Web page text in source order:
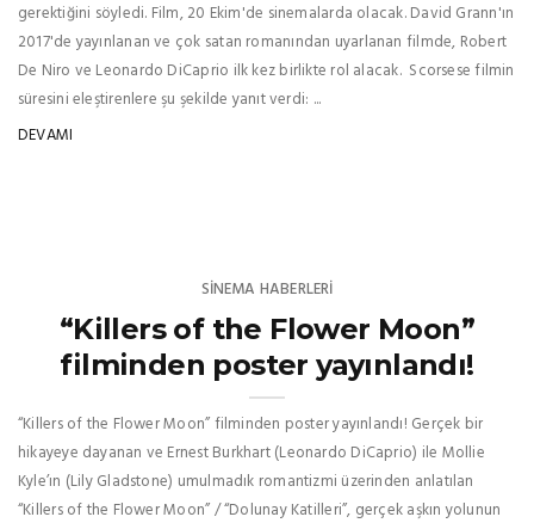
gerektiğini söyledi. Film, 20 Ekim'de sinemalarda olacak. David Grann'ın
2017'de yayınlanan ve çok satan romanından uyarlanan filmde, Robert
De Niro ve Leonardo DiCaprio ilk kez birlikte rol alacak. Scorsese filmin
süresini eleştirenlere şu şekilde yanıt verdi: ...
DEVAMI
SINEMA HABERLERI
“Killers of the Flower Moon”
filminden poster yayınlandı!
“Killers of the Flower Moon” filminden poster yayınlandı! Gerçek bir
hikayeye dayanan ve Ernest Burkhart (Leonardo DiCaprio) ile Mollie
Kyle’ın (Lily Gladstone) umulmadık romantizmi üzerinden anlatılan
“Killers of the Flower Moon” / “Dolunay Katilleri”, gerçek aşkın yolunun